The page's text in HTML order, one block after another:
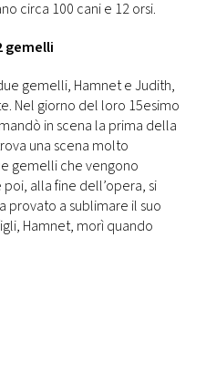
circa 100 cani e 12 orsi.
gemelli
gemelli, Hamnet e Judith,
Nel giorno del loro 15esimo
in scena la prima della
una scena molto
gemelli che vengono
alla fine dell’opera, si
provato a sublimare il suo
Hamnet, morì quando